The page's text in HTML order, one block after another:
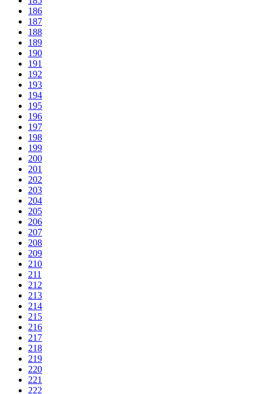
186
187
188
189
190
191
192
193
194
195
196
197
198
199
200
201
202
203
204
205
206
207
208
209
210
211
212
213
214
215
216
217
218
219
220
221
222